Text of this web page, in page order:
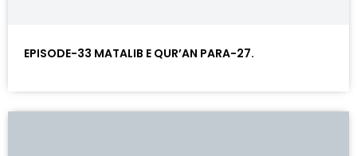
EPISODE-33 MATALIB E QUR’AN PARA-27.